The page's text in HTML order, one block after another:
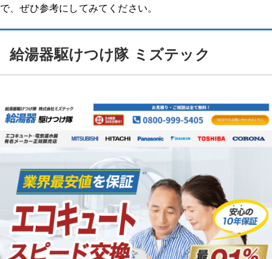
で、ぜひ参考にしてみてください。
給湯器駆けつけ隊 ミズテック